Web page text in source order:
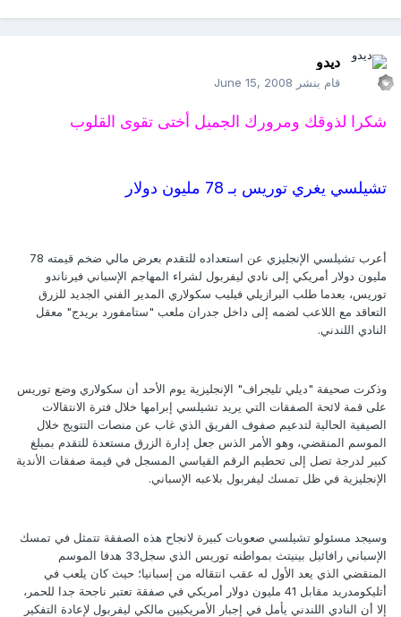
ديدو
قام بنشر June 15, 2008
شكرا لذوقك ومرورك الجميل أختى تقوى القلوب
تشيلسي يغري توريس بـ 78 مليون دولار
أعرب تشيلسي الإنجليزي عن استعداده للتقدم بعرض مالي ضخم قيمته 78
مليون دولار أمريكي إلى نادي ليفربول لشراء المهاجم الإسباني فيرناندو
توريس، بعدما طلب البرازيلي فيليب سكولاري المدير الفني الجديد للزرق
التعاقد مع اللاعب لضمه إلى داخل جدران ملعب "ستامفورد بريدج" معقل
النادي اللندني.
وذكرت صحيفة "ديلي تليجراف" الإنجليزية يوم الأحد أن سكولاري وضع توريس
على قمة لائحة الصفقات التي يريد تشيلسي إبرامها خلال فترة الانتقالات
الصيفية الحالية لتدعيم صفوف الفريق الذي غاب عن منصات التتويج خلال
الموسم المنقضي، وهو الأمر الذس جعل إدارة الزرق مستعدة للتقدم بمبلغ
كبير لدرجة تصل إلى تحطيم الرقم القياسي المسجل في قيمة صفقات الأندية
الإنجليزية في ظل تمسك ليفربول بلاعبه الإسباني.
وسيجد مسئولو تشيلسي صعوبات كبيرة لانجاح هذه الصفقة تتمثل في تمسك
الإسباني رافائيل بينيتث بمواطنه توريس الذي سجل33 هدفا الموسم
المنقضي الذي يعد الأول له عقب انتقاله من إسبانيا؛ حيث كان يلعب في
أتليكومدريد مقابل 41 مليون دولار أمريكي في صفقة تعتبر ناجحة جدا للحمر،
إلا أن النادي اللندني يأمل في إجبار الأمريكيين مالكي ليفربول لإعادة التفكير